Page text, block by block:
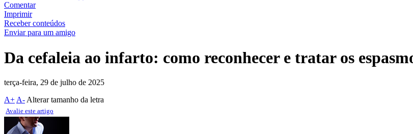
Comentar
Imprimir
Receber conteúdos
Enviar para um amigo
Da cefaleia ao infarto: como reconhecer e tratar os
terça-feira, 29 de julho de 2025
A+ A- Alterar tamanho da letra
Avalie este artigo